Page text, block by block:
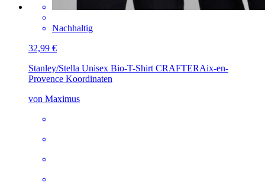
Nachhaltig
32,99 €
Stanley/Stella Unisex Bio-T-Shirt CRAFTERAix-en-
Provence Koordinaten
von Maximus